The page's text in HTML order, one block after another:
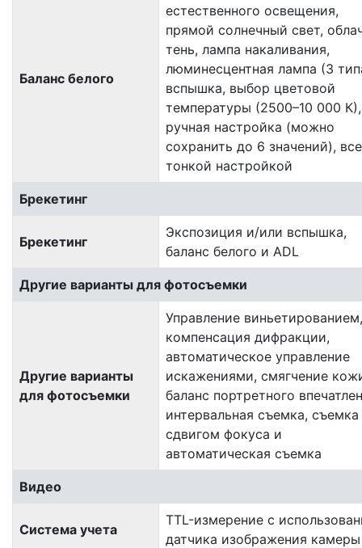
Баланс белого
естественного освещения,
прямой солнечный свет,
тень, лампа накаливания,
люминесцентная лампа (3
вспышка, выбор цветовой
температуры (2500–10 000 К),
ручная настройка (можно
сохранить до 6 значений),
тонкой настройкой
Брекетинг
Брекетинг
Экспозиция и/или вспышка,
баланс белого и ADL
Другие варианты для фотосъемки
Другие варианты
для фотосъемки
Управление виньетированием,
компенсация дифракции,
автоматическое управление
искажениями, смягчение
баланс портретного
интервальная съемка,
сдвигом фокуса и
автоматическая съемка
Видео
Система учета
TTL-измерение с
датчика изображения камеры